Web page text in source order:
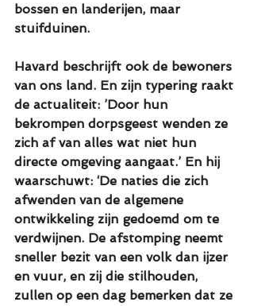
bossen en landerijen, maar
stuifduinen.
Havard beschrijft ook de bewoners
van ons land. En zijn typering raakt
de actualiteit: ’Door hun
bekrompen dorpsgeest wenden ze
zich af van alles wat niet hun
directe omgeving aangaat.’ En hij
waarschuwt: ‘De naties die zich
afwenden van de algemene
ontwikkeling zijn gedoemd om te
verdwijnen. De afstomping neemt
sneller bezit van een volk dan ijzer
en vuur, en zij die stilhouden,
zullen op een dag bemerken dat ze